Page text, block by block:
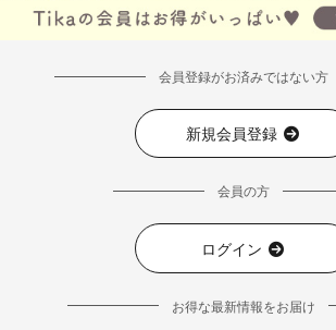
会員登録がお済みではない方
新規会員登録
会員の方
ログイン
お得な最新情報をお届け